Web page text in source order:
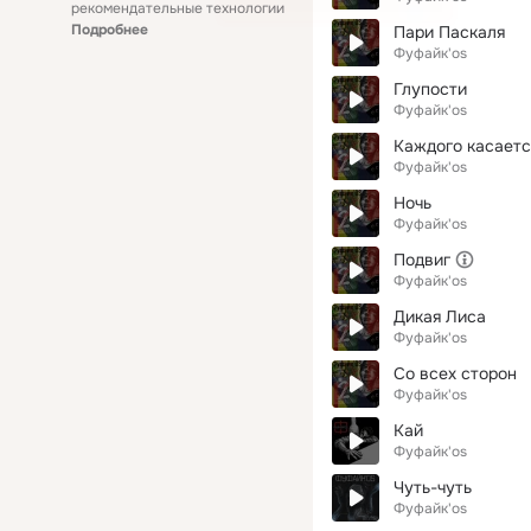
рекомендательные технологии
Подробнее
Пари Паскаля
Фуфайк'os
Глупости
Фуфайк'os
Каждого
Фуфайк'os
Ночь
Фуфайк'os
Подвиг
Фуфайк'os
Дикая Лиса
Фуфайк'os
Со всех сторон
Фуфайк'os
Кай
Фуфайк'os
Чуть-чуть
Фуфайк'os